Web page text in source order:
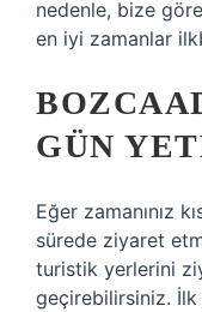
nedenle, bize
en iyi zamanlar
GÜN
Eğer zamanınız
sürede ziyaret
turistik yerlerini
geçirebilirsiniz. İlk